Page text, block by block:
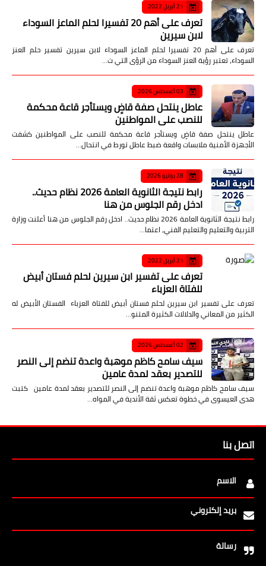
21 أبريل 2022
تعرف على أهم 20 تفسيرا لحلم الماعز السوداء
لابن سيرين
تعرف على أهم 20 تفسيرا لحلم الماعز السوداء لابن سيرين تفسير حلم العنز
السوداء، تعتبر رؤية العنز السوداء من الرؤى التي ت…
03 أغسطس 2026
عاطل ينتحل صفة قاضٍ ويستأجر قاعة محكمة
للنصب على المواطنين
عاطل ينتحل صفة قاضٍ ويستأجر قاعة محكمة للنصب على المواطنين كشفت
الأجهزة الأمنية ملابسات واقعة ضبط عاطل تورط في انتحال…
28 يوليو 2026
رابط نتيجة الثانوية العامة 2026 نظام حديث..
ادخل رقم الجلوس من هنا
رابط نتيجة الثانوية العامة 2026 نظام حديث.. ادخل رقم الجلوس من هنا أعلنت وزارة
التربية والتعليم والتعليم الفني، اعتما…
21 أبريل 2022
تعرف على تفسير ابن سيرين لحلم فستان أبيض
للفتاة العزباء
تعرف على تفسير ابن سيرين لحلم فستان أبيض للفتاة العزباء الفستان الأبيض له
الكثير من المعاني والدلالات الكثيرة المتنو…
02 أغسطس 2026
سيف سامح كاظم موهبة واعدة تنضم إلى النصر
للتصدير بعقد لمدة عامين
سيف سامح كاظم موهبة واعدة تنضم إلى النصر للتصدير بعقد لمدة عامين كتبت
هدى العيسوى في خطوة تعكس ثقة الأندية في المواه…
اتصل بنا
الاسم
بريد إلكتروني
رسالة